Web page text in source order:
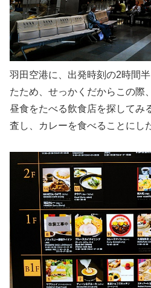
羽田空港に、出発時刻の2時間
たため、せっかくだからこの際
昼食をたべる飲食店を探してみ
査し、カレーを食べることにし